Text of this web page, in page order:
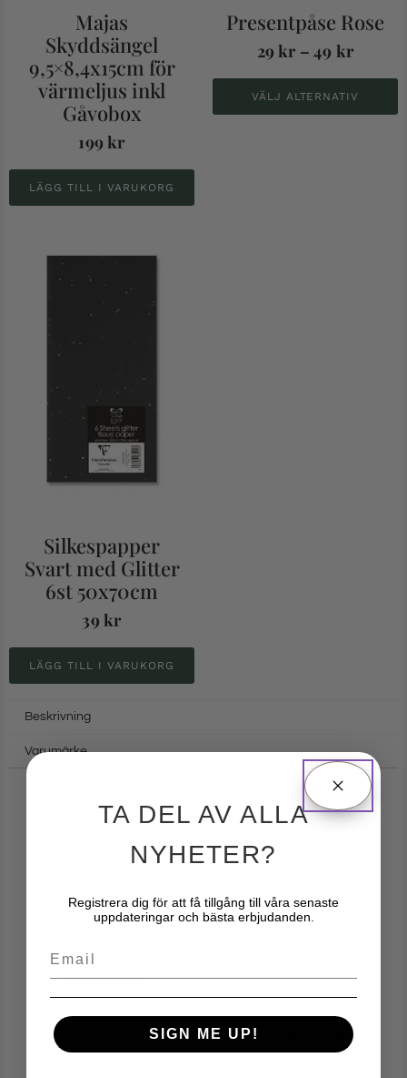
Majas
Skyddsängel
9,5×8,4x15cm för
värmeljus inkl
Gåvobox
199kr
LÄGG TILL I VARUKORG
Presentpåse Rose
29kr – 49 kr
VÄLJ ALTERNATIV
Silkespapper
Svart med Glitter
6st 50x70cm
39kr
LÄGG TILL I VARUKORG
Beskrivning
Varumärke
love you to the moon and back” – en perfekt present full av
Material: stengods – tålig och trygg porslinstyp med
genuin känsla.
Tål mikrovågsugn och diskmaskin – praktiskt för
vardagsbruk.
Volym: cirka 2,5-3 dl (typisk storlek för Majas muggar) –
lagom för kaffe eller thé.
TA DEL AV ALLA
NYHETER?
Registrera dig för att få tillgång till våra senaste
uppdateringar och bästa erbjudanden.
Email
SIGN ME UP!